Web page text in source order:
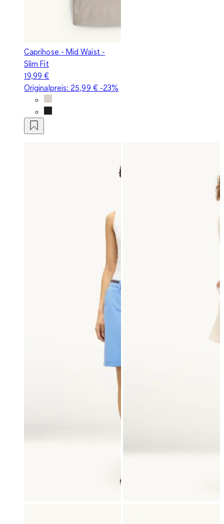
Caprihose - Mid Waist -
Slim Fit
19,99 €
Originalpreis: 25,99 €-23%